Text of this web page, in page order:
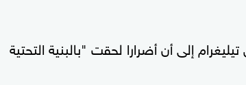
إلى أن أضرارا ​لحقت "بالبنية التحتية